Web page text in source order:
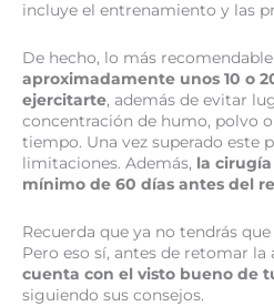
incluye el entrenamiento y las
De hecho, lo más
aproximadamente unos 10 o
ejercitarte, además de evitar
concentración de humo, polvo
tiempo. Una vez superado este
limitaciones. Además, la
mínimo de 60 días antes del
Recuerda que ya no tendrás
Pero eso sí, antes de retomar
cuenta con el visto bueno de
siguiendo sus consejos.